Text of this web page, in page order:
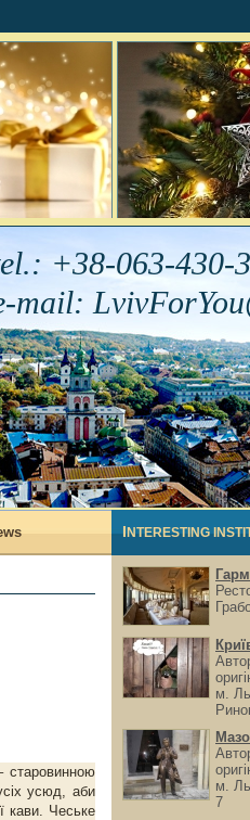
+38-063-430-
mail:
старовинною
усюд, аби
кави. Чеське
INTERESTING
м.
м.
7